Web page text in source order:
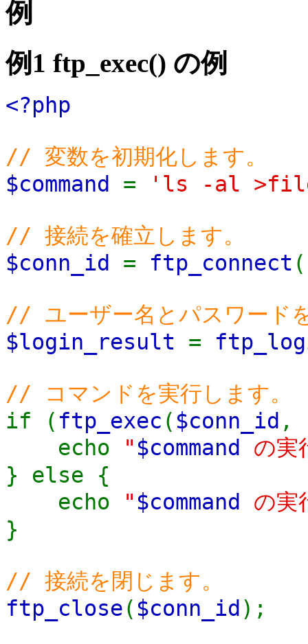
例
例1 ftp_exec() の例
<?php
// 変数を初期化します。
$command = 'ls -al
// 接続を確立します。
$conn_id = ftp_connect (
// ユーザー名とパスワード
$login_result =
// コマンドを実行します。
if ( ftp_exec ( $conn_id ,
echo
" $command
の実
} else {
echo
" $command
の実
}
// 接続を閉じます。
ftp_close( $conn_id );